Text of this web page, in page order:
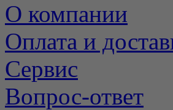
О компании
Оплата и
Сервис
Вопрос-ответ